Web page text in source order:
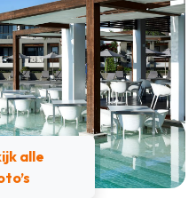
alle